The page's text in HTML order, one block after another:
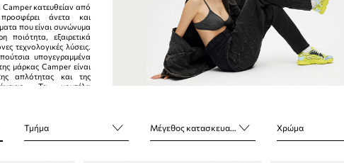
Camper κατευθείαν από
άνετα και
που είναι συνώνυμα
ποιότητα, εξαιρετικά
τεχνολογικές λύσεις.
υπογεγραμμένα
μάρκας Camper είναι
απλότητας και της
Τα μοντέλα
Τμήμα Μέγεθος κατασκευαστή Χρώμα